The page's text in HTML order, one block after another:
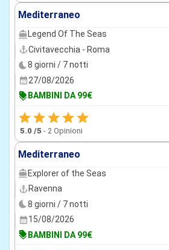
Mediterraneo
Legend Of The Seas
Civitavecchia - Roma
8 giorni / 7 notti
27/08/2026
BAMBINI DA 99€
5.0 /5 - 2 Opinioni
Mediterraneo
Explorer of the Seas
Ravenna
8 giorni / 7 notti
15/08/2026
BAMBINI DA 99€